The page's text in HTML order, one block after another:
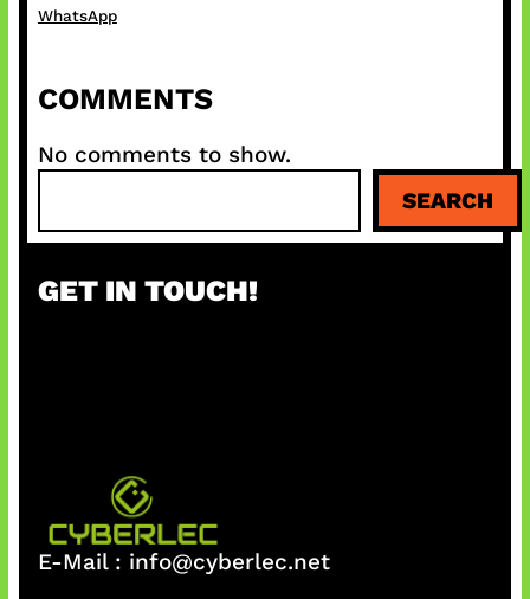
WhatsApp
COMMENTS
No comments to show.
a
c
SEARCH
GET IN TOUCH!
E-Mail : info@cyberlec.net